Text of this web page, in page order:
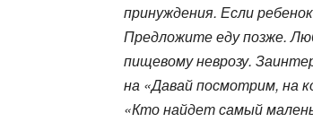
принуждения. Если
Предложите еду позже.
пищевому неврозу.
на «Давай посмотрим, на
«Кто найдет самый